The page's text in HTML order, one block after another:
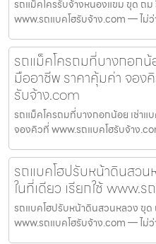
รถแม็คโครรับจ้างหนองแขม ขุด ถม
www.รถแบคโฮรับจ้าง.com — ไม่
รถแม็คโครถมที่บางกอกน้
มืออาชีพ ราคาคุ้มค่า จอง
รับจ้าง.com
รถแม็คโครถมที่บางกอกน้อย เช่าแ
จองคิวที่ www.รถแบคโฮรับจ้าง
รถแบคโฮปรับหน้าดินสว
ในที่เดียว เรียกใช้ www.
รถแบคโฮปรับหน้าดินสวนหลวง ขุด
www.รถแบคโฮรับจ้าง.com — ไม่